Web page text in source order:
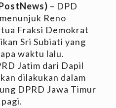
– DPD
Reno
Fraksi Demokrat
Sri Subiati yang
waktu lalu.
Jatim dari Dapil
dilakukan dalam
DPRD Jawa Timur